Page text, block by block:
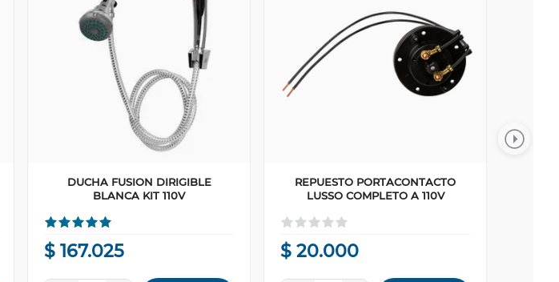
DUCHA FUSION DIRIGIBLE
BLANCA KIT 110V
$ 167.025
REPUESTO PORTACONTACTO
LUSSO COMPLETO A 110V
$ 20.000